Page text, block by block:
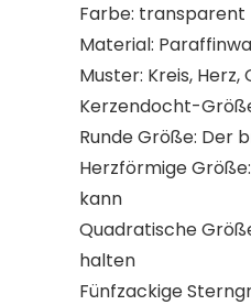
Farbe: transparent
Material:
Muster: Kreis,
Kerzendocht-
Runde Größe: Der
Herzförmige
kann
Quadratische
halten
Fünfzackige